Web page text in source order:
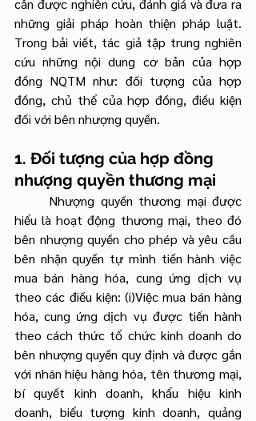
những giải pháp hoàn thiện pháp luật.
Trong bải viết, tác giả tập trung nghiên
cứu những nội dung cơ bản của hợp
đồng NQTM như: đối tượng của hợp
đồng, chủ thể của hợp đồng, điều kiện
đối với bên nhượng quyền.
1. Đối tượng của hợp đồng
nhượng quyền thương mại
hiểu là hoạt động thương mại, theo đó
bên nhượng quyền cho phép và yêu cầu
bên nhận quyền tự mình tiến hành việc
mua bán hàng hóa, cung ứng dịch vụ
theo các điều kiện: (i)Việc mua bán hàng
hóa, cung ứng dịch vụ được tiến hành
theo cách thức tổ chức kinh doanh do
bên nhượng quyền quy định và được gắn
với nhãn hiệu hàng hóa, tên thương mại,
bí quyết kinh doanh, khẩu hiệu kinh
doanh, biểu tượng kinh doanh, quảng